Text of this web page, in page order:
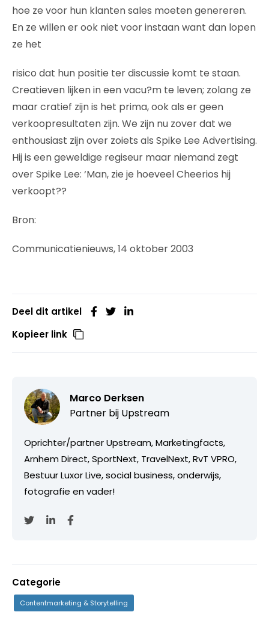
hoe ze voor hun klanten sales moeten genereren.
En ze willen er ook niet voor instaan want dan lopen
ze het
risico dat hun positie ter discussie komt te staan.
Creatieven lijken in een vacu?m te leven; zolang ze
maar cratief zijn is het prima, ook als er geen
verkoopresultaten zijn. We zijn nu zover dat we
enthousiast zijn over zoiets als Spike Lee Advertising.
Hij is een geweldige regiseur maar niemand zegt
over Spike Lee: ‘Man, zie je hoeveel Cheerios hij
verkoopt??
Bron:
Communicatienieuws, 14 oktober 2003
Deel dit artikel
Kopieer link
Marco Derksen
Partner bij Upstream
Oprichter/partner Upstream, Marketingfacts,
Arnhem Direct, SportNext, TravelNext, RvT VPRO,
Bestuur Luxor Live, social business, onderwijs,
fotografie en vader!
Categorie
Contentmarketing & Storytelling